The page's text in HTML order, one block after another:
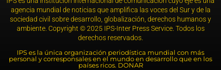
agencia mundial de noticias que amplifica las voces del Sur y de la
sociedad civil sobre desarrollo, globalización, derechos humanos y
ambiente. Copyright © 2025 IPS-Inter Press Service. Todos los
derechos reservados.
IPS es la única organización periodística mundial con más
personal y corresponsales en el mundo en desarrollo que en los
países ricos. DONAR